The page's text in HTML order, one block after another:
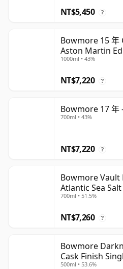
NT$5,450 ?
Bowmore 15 年
Aston Martin
1000ml • 43%
NT$7,220 ?
Bowmore 17 年
700ml • 43%
NT$7,220 ?
Bowmore Vault
Atlantic Sea Salt
700ml • 51.5%
NT$7,260 ?
Bowmore
Cask Finish
500ml • 53.6%